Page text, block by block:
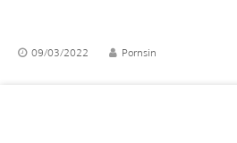
09/03/2022 Pornsin